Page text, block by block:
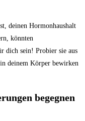
deinen Hormonhaushalt
könnten⁤
dich sein! ‍Probier sie⁢ aus
deinem ⁢Körper⁢ bewirken
begegnen